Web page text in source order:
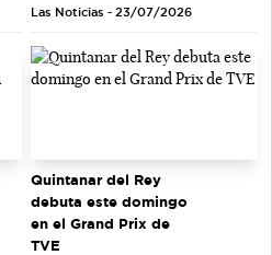
Las Noticias - 23/07/2026
Quintanar del Rey
debuta este domingo
en el Grand Prix de
TVE